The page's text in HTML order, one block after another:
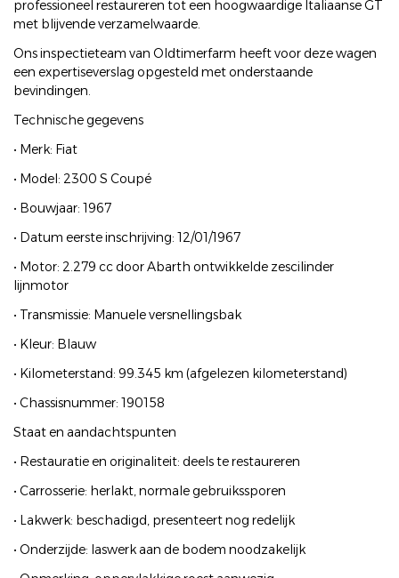
professioneel restaureren tot een hoogwaardige Italiaanse GT
met blijvende verzamelwaarde.
Ons inspectieteam van Oldtimerfarm heeft voor deze wagen
een expertiseverslag opgesteld met onderstaande
bevindingen.
Technische gegevens
• Merk: Fiat
• Model: 2300 S Coupé
• Bouwjaar: 1967
• Datum eerste inschrijving: 12/01/1967
• Motor: 2.279 cc door Abarth ontwikkelde zescilinder
lijnmotor
• Transmissie: Manuele versnellingsbak
• Kleur: Blauw
• Kilometerstand: 99.345 km (afgelezen kilometerstand)
• Chassisnummer: 190158
Staat en aandachtspunten
• Restauratie en originaliteit: deels te restaureren
• Carrosserie: herlakt, normale gebruikssporen
• Lakwerk: beschadigd, presenteert nog redelijk
• Onderzijde: laswerk aan de bodem noodzakelijk